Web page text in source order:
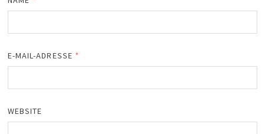
E-MAIL-ADRESSE *
WEBSITE